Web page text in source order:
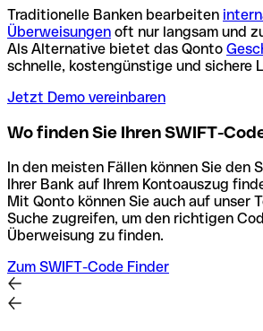
Traditionelle Banken bearbeiten
Überweisungen oft nur langsam und
Als Alternative bietet das Qonto
schnelle, kostengünstige und sichere
Jetzt Demo vereinbaren
Wo finden Sie Ihren SWIFT-
In den meisten Fällen können Sie den
Ihrer Bank auf Ihrem Kontoauszug
Mit Qonto können Sie auch auf unser
Suche zugreifen, um den richtigen
Überweisung zu finden.
Zum SWIFT-Code Finder